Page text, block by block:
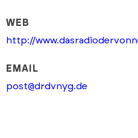
WEB
http://
EMAIL
post@drdvnyg.de